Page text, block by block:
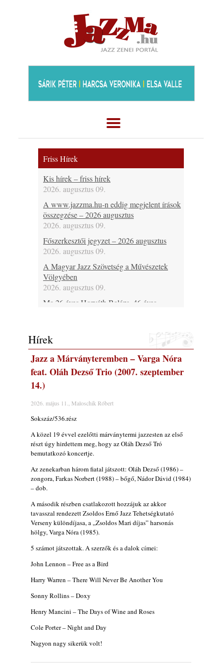
Friss Hírek
Kis hírek – friss hírek
2026. augusztus 09.
A www.jazzma.hu-n eddig megjelent írások
összegzése – 2026 augusztus
2026. augusztus 09.
Főszerkesztői jegyzet – 2026 augusztus
2026. augusztus 09.
A Magyar Jazz Szövetség a Művészetek
Völgyében
2026. augusztus 09.
Ma 26 éves Horváth Balázs, 46 éves
éves Malecz Attila, 80 éves Pataki László és
75 éves Hugh Ragin
2026. augusztus 09.
Ma lenne 100 éves Bill Napier
2026. augusztus 09.
2026. augusztus 09.
Ezen a napon – augusztus 9. (2026)
2026. augusztus 09.
Ez lesz idén a Balaton legkedvesebb
eseménye: augusztus közepén érkezik a
Malomvölgy Fesztivál!
2026. augusztus 08.
tudok… 19. rész: XXXI. Szoboszlói
Dixieland Napok (Hajdúszoboszló – 2026.
augusztus 21-22-23.)
2026. augusztus 08.
Jazz-rock albumok 1986-ból - Shakatak
„Into the Blue”
Visions" lemezbemutató koncert
2026. augusztus 07.
Jazz-rock albumok 1985-ből - Issei Noro
„Sweet Sphere”
2026. augusztus 07.
Jazz-rock albumok 1984-ből - John Scofield
Hírek
Jazz a Márványteremben – Varga Nóra
feat. Oláh Dezső Trio (2007. szeptember
14.)
2026. május 11., Maloschik Róbert
Sokszáz/536.rész
A közel 19 évvel ezelőtti márványtermi jazzesten az első
részt úgy hirdettem meg, hogy az Oláh Dezső Tró
bemutatkozó koncertje.
Az zenekarban három fiatal játszott: Oláh Dezső (1986) –
zongora, Farkas Norbert (1988) – bőgő, Nádor Dávid (1984)
– dob.
A második részben csatlakozott hozzájuk az akkor
tavasszal rendezett Zsoldos Ernő Jazz Tehetségkutató
Verseny különdíjasa, a „Zsoldos Mari díjas” harsonás
hölgy, Varga Nóra (1985).
5 számot játszottak. A szerzők és a dalok címei:
John Lennon – Free as a Bird
Harry Warren – There Will Never Be Another You
Sonny Rollins – Doxy
Henry Mancini – The Days of Wine and Roses
Cole Porter – Night and Day
Nagyon nagy sikerük volt!